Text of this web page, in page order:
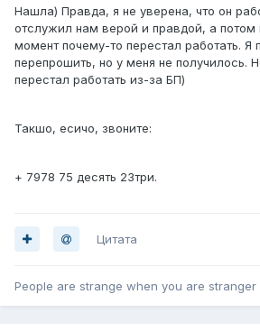
Нашла) Правда, я не уверена, что он
отслужил нам верой и правдой, а потом
момент почему-то перестал работать. Я
перепрошить, но у меня не получилось.
перестал работать из-за БП)
Такшо, есичо, звоните:
+ 7978 75 десять 23три.
Цитата
People are strange when you are stranger